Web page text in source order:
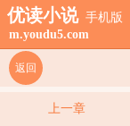
优读小说 手机版
m.youdu5.com
返回
上一章